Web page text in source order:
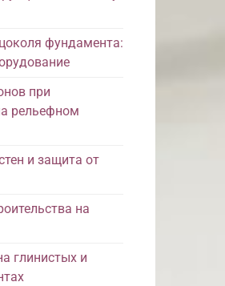
фундамента:
при
рельефном
и защита от
на
глинистых и